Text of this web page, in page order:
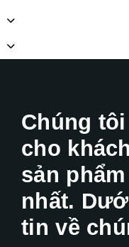
Chúng
cho
sản
nhất.
tin về